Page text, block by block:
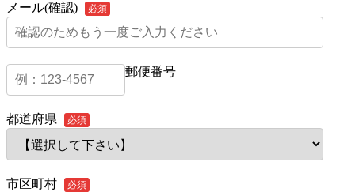
メール(確認) 必須
郵便番号
都道府県 必須
市区町村 必須